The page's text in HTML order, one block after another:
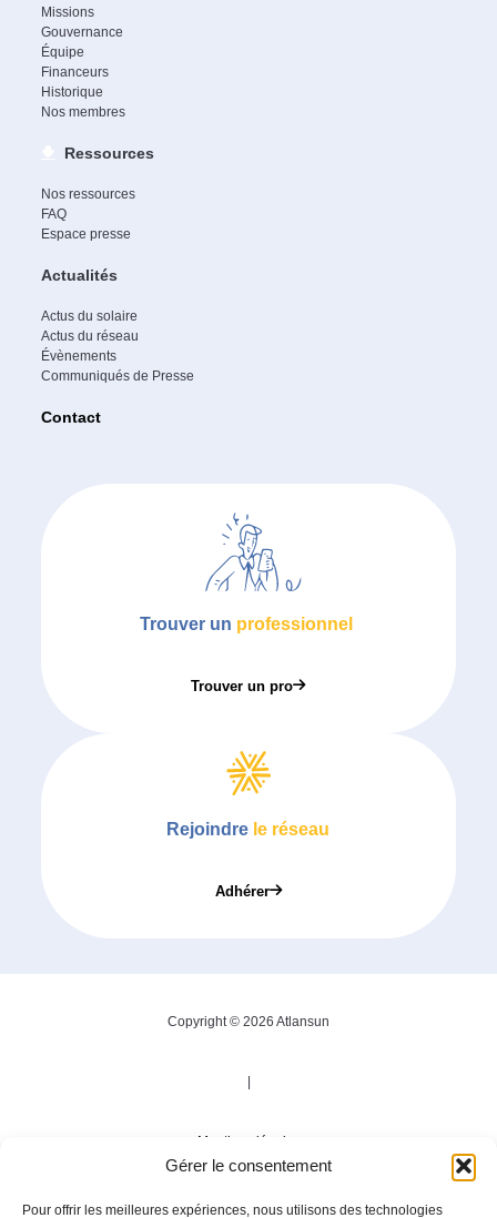
Gérer le consentement
Pour offrir les meilleures expériences, nous utilisons des technologies
Missions
Gouvernance
Équipe
Financeurs
Historique
Nos membres
Ressources
Nos ressources
FAQ
Espace presse
Actualités
Actus du solaire
Actus du réseau
Évènements
Communiqués de Presse
Contact
Trouver un professionnel
Trouver un pro
Rejoindre le réseau
Adhérer
Copyright © 2026 Atlansun
Mentions légales